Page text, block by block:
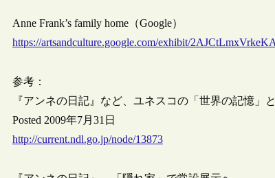
Anne Frank’s family home（Google）
https://artsandculture.google.com/exhibit/2AJCtLmxVrkeKA
参考：
『アンネの日記』など、ユネスコの「世界の記憶」
Posted 2009年7月31日
http://current.ndl.go.jp/node/13873